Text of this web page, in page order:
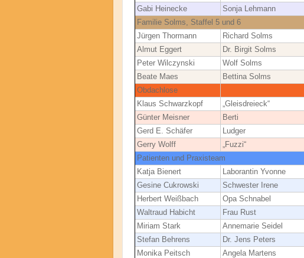
Gabi Heinecke
Sonja Lehmann
Familie Solms, Staffel 5 und 6
Jürgen Thormann
Richard Solms
Almut Eggert
Dr. Birgit Solms
Peter Wilczynski
Wolf Solms
Beate Maes
Bettina Solms
Obdachlose
Klaus Schwarzkopf
„Gleisdreieck“
Günter Meisner
Berti
Gerd E. Schäfer
Ludger
Gerry Wolff
„Fuzzi“
Patienten und Praxisteam
Katja Bienert
Laborantin Yvonne
Gesine Cukrowski
Schwester Irene
Herbert Weißbach
Opa Schnabel
Waltraud Habicht
Frau Rust
Miriam Stark
Annemarie Seidel
Stefan Behrens
Dr. Jens Peters
Monika Peitsch
Angela Martens